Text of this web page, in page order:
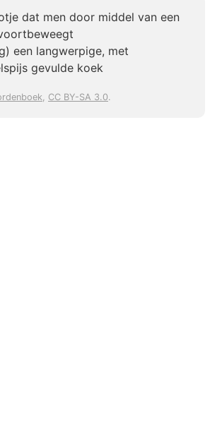
dat men door middel van een
een langwerpige, met
gevulde koek
, CC BY-SA 3.0.